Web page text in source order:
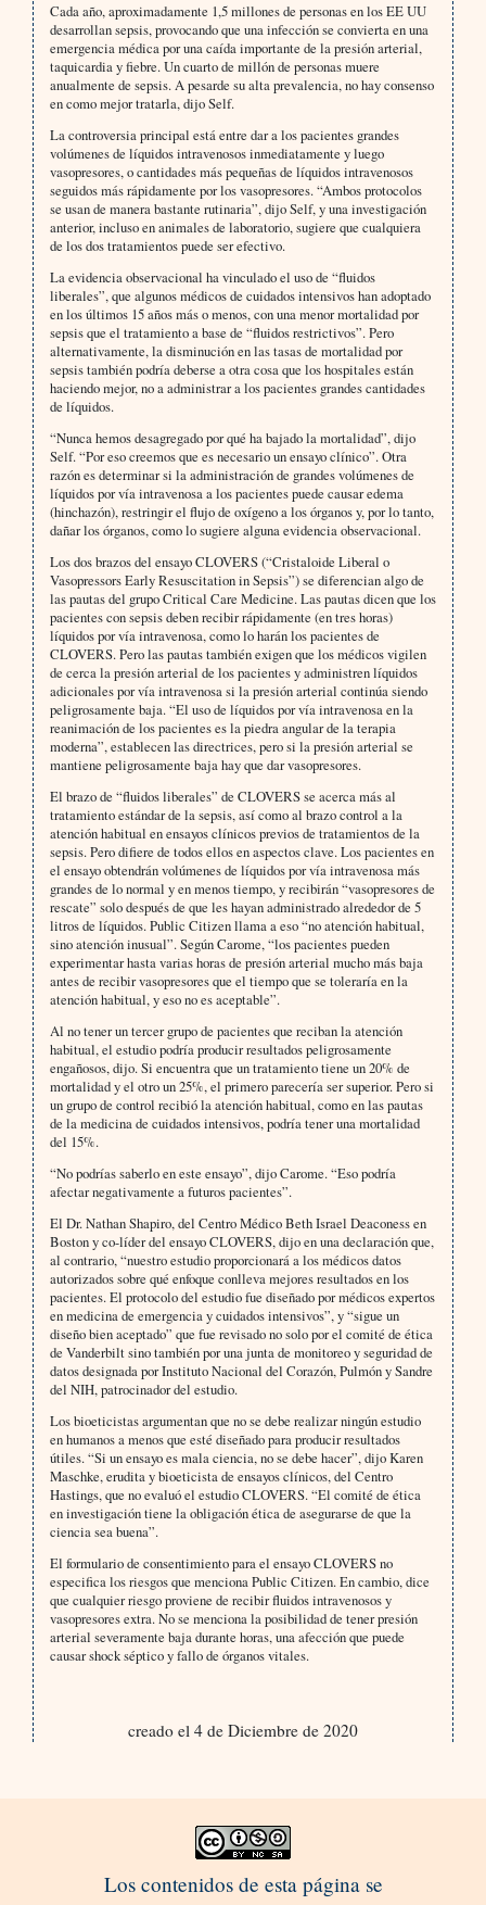
Cada año, aproximadamente 1,5 millones de personas en los EE UU
desarrollan sepsis, provocando que una infección se convierta en una
emergencia médica por una caída importante de la presión arterial,
taquicardia y fiebre. Un cuarto de millón de personas muere
anualmente de sepsis. A pesarde su alta prevalencia, no hay consenso
en como mejor tratarla, dijo Self.
La controversia principal está entre dar a los pacientes grandes
volúmenes de líquidos intravenosos inmediatamente y luego
vasopresores, o cantidades más pequeñas de líquidos intravenosos
seguidos más rápidamente por los vasopresores. “Ambos protocolos
se usan de manera bastante rutinaria”, dijo Self, y una investigación
anterior, incluso en animales de laboratorio, sugiere que cualquiera
de los dos tratamientos puede ser efectivo.
La evidencia observacional ha vinculado el uso de “fluidos
liberales”, que algunos médicos de cuidados intensivos han adoptado
en los últimos 15 años más o menos, con una menor mortalidad por
sepsis que el tratamiento a base de “fluidos restrictivos”. Pero
alternativamente, la disminución en las tasas de mortalidad por
sepsis también podría deberse a otra cosa que los hospitales están
haciendo mejor, no a administrar a los pacientes grandes cantidades
de líquidos.
“Nunca hemos desagregado por qué ha bajado la mortalidad”, dijo
Self. “Por eso creemos que es necesario un ensayo clínico”. Otra
razón es determinar si la administración de grandes volúmenes de
líquidos por vía intravenosa a los pacientes puede causar edema
(hinchazón), restringir el flujo de oxígeno a los órganos y, por lo tanto,
dañar los órganos, como lo sugiere alguna evidencia observacional.
Los dos brazos del ensayo CLOVERS (“Cristaloide Liberal o
Vasopressors Early Resuscitation in Sepsis”) se diferencian algo de
las pautas del grupo Critical Care Medicine. Las pautas dicen que los
pacientes con sepsis deben recibir rápidamente (en tres horas)
líquidos por vía intravenosa, como lo harán los pacientes de
CLOVERS. Pero las pautas también exigen que los médicos vigilen
de cerca la presión arterial de los pacientes y administren líquidos
adicionales por vía intravenosa si la presión arterial continúa siendo
peligrosamente baja. “El uso de líquidos por vía intravenosa en la
reanimación de los pacientes es la piedra angular de la terapia
moderna”, establecen las directrices, pero si la presión arterial se
mantiene peligrosamente baja hay que dar vasopresores.
El brazo de “fluidos liberales” de CLOVERS se acerca más al
tratamiento estándar de la sepsis, así como al brazo control a la
atención habitual en ensayos clínicos previos de tratamientos de la
sepsis. Pero difiere de todos ellos en aspectos clave. Los pacientes en
el ensayo obtendrán volúmenes de líquidos por vía intravenosa más
grandes de lo normal y en menos tiempo, y recibirán “vasopresores de
rescate” solo después de que les hayan administrado alrededor de 5
litros de líquidos. Public Citizen llama a eso “no atención habitual,
sino atención inusual”. Según Carome, “los pacientes pueden
experimentar hasta varias horas de presión arterial mucho más baja
antes de recibir vasopresores que el tiempo que se toleraría en la
atención habitual, y eso no es aceptable”.
Al no tener un tercer grupo de pacientes que reciban la atención
habitual, el estudio podría producir resultados peligrosamente
engañosos, dijo. Si encuentra que un tratamiento tiene un 20% de
mortalidad y el otro un 25%, el primero parecería ser superior. Pero si
un grupo de control recibió la atención habitual, como en las pautas
de la medicina de cuidados intensivos, podría tener una mortalidad
del 15%.
“No podrías saberlo en este ensayo”, dijo Carome. “Eso podría
afectar negativamente a futuros pacientes”.
El Dr. Nathan Shapiro, del Centro Médico Beth Israel Deaconess en
Boston y co-líder del ensayo CLOVERS, dijo en una declaración que,
al contrario, “nuestro estudio proporcionará a los médicos datos
autorizados sobre qué enfoque conlleva mejores resultados en los
pacientes. El protocolo del estudio fue diseñado por médicos expertos
en medicina de emergencia y cuidados intensivos”, y “sigue un
diseño bien aceptado” que fue revisado no solo por el comité de ética
de Vanderbilt sino también por una junta de monitoreo y seguridad de
datos designada por Instituto Nacional del Corazón, Pulmón y Sandre
del NIH, patrocinador del estudio.
Los bioeticistas argumentan que no se debe realizar ningún estudio
en humanos a menos que esté diseñado para producir resultados
útiles. “Si un ensayo es mala ciencia, no se debe hacer”, dijo Karen
Maschke, erudita y bioeticista de ensayos clínicos, del Centro
Hastings, que no evaluó el estudio CLOVERS. “El comité de ética
en investigación tiene la obligación ética de asegurarse de que la
ciencia sea buena”.
El formulario de consentimiento para el ensayo CLOVERS no
especifica los riesgos que menciona Public Citizen. En cambio, dice
que cualquier riesgo proviene de recibir fluidos intravenosos y
vasopresores extra. No se menciona la posibilidad de tener presión
arterial severamente baja durante horas, una afección que puede
causar shock séptico y fallo de órganos vitales.
creado el 4 de Diciembre de 2020
Los contenidos de esta página se